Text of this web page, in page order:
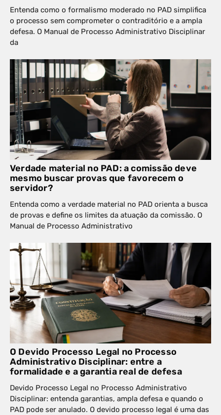
Entenda como o formalismo moderado no PAD simplifica
o processo sem comprometer o contraditório e a ampla
defesa. O Manual de Processo Administrativo Disciplinar
da
Verdade material no PAD: a comissão deve
mesmo buscar provas que favorecem o
servidor?
Entenda como a verdade material no PAD orienta a busca
de provas e define os limites da atuação da comissão. O
Manual de Processo Administrativo
O Devido Processo Legal no Processo
Administrativo Disciplinar: entre a
formalidade e a garantia real de defesa
Devido Processo Legal no Processo Administrativo
Disciplinar: entenda garantias, ampla defesa e quando o
PAD pode ser anulado. O devido processo legal é uma das